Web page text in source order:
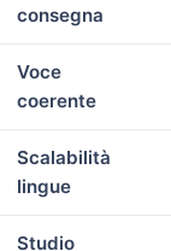
consegna
Voce
coerente
Scalabilità
lingue
Studio